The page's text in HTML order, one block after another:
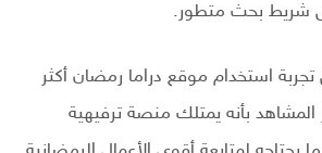
تجربة استخدام موقع دراما رمضان أكثر
بأنه يمتلك منصة ترفيهية